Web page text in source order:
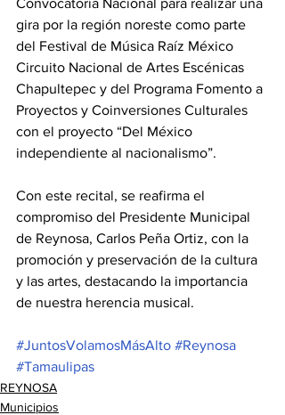
gira por la región noreste como parte
del Festival de Música Raíz México
Circuito Nacional de Artes Escénicas
Chapultepec y del Programa Fomento a
Proyectos y Coinversiones Culturales
con el proyecto “Del México
independiente al nacionalismo”.
Con este recital, se reafirma el
compromiso del Presidente Municipal
de Reynosa, Carlos Peña Ortiz, con la
promoción y preservación de la cultura
y las artes, destacando la importancia
de nuestra herencia musical.
#JuntosVolamosMásAlto #Reynosa
#Tamaulipas
REYNOSA
Municipios